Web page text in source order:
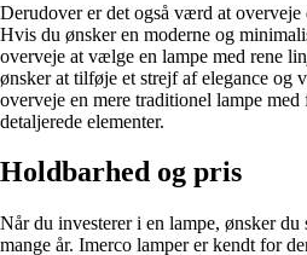
Derudover er det også værd at overveje
Hvis du ønsker en moderne og
overveje at vælge en lampe med rene
ønsker at tilføje et strejf af elegance og
overveje en mere traditionel lampe
detaljerede elementer.
Holdbarhed og pris
Når du investerer i en lampe, ønsker
mange år. Imerco lamper er kendt for